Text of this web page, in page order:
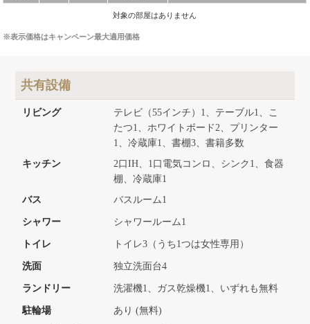
対象の部屋はありません
※表示価格はキャンペーン最大適用価格
共有設備
リビング
テレビ（55インチ）1、テーブル1、こ
たつ1、ホワイトボード2、プリンター
1、冷蔵庫1、書棚3、書籍多数
キッチン
2口IH、1口電気コンロ、シンク1、食器
棚、冷蔵庫1
バス
バスルーム1
シャワー シャワールーム1
トイレ トイレ3（うち1つは女性専用）
洗面 独立洗面台4
ランドリー 洗濯機1、ガス乾燥機1、いずれも無料
駐輪場 あり (無料)